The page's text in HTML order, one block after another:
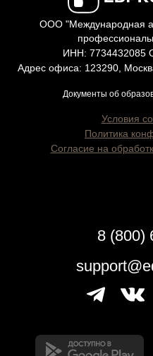
ООО "Международная
ИНН: 7734432085
Адрес офиса: 123290,
Документы об
Условия
Политика
Согласие на
8 (800)